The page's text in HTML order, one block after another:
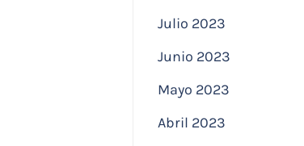
Julio 2023
Junio 2023
Mayo 2023
Abril 2023